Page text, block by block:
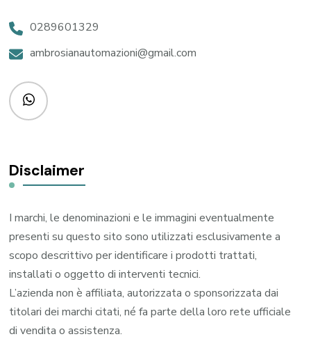
0289601329
ambrosianautomazioni@gmail.com
Disclaimer
I marchi, le denominazioni e le immagini eventualmente
presenti su questo sito sono utilizzati esclusivamente a
scopo descrittivo per identificare i prodotti trattati,
installati o oggetto di interventi tecnici.
L’azienda non è affiliata, autorizzata o sponsorizzata dai
titolari dei marchi citati, né fa parte della loro rete ufficiale
di vendita o assistenza.